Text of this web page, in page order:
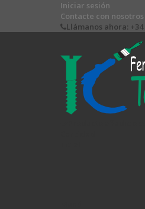
Iniciar sesión
Contacte con nosotros
Llámanos ahora: